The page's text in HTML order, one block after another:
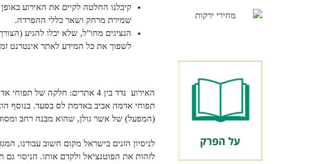
קיבלנו החלטה לקיים את האירוע
שמירת מרחק ושאר כללי ההפרדה.
הנציגים מחו"ל, שלא יכלו להגיע
לשפוך את כל המידע לאתר אינטרנט
האירוע נדד בין 4 אתרים: חלקה
תפוחי אדמה אביב באדמת לס בסעד. בנוסף
(המפעל) של אשר גולן, שהוא מבנה רחב
לניסיון הזנים בישראל מקום חשוב עבורנו,
לזהות את הפוטנציאל ולקדם אותו. הניסוי גם